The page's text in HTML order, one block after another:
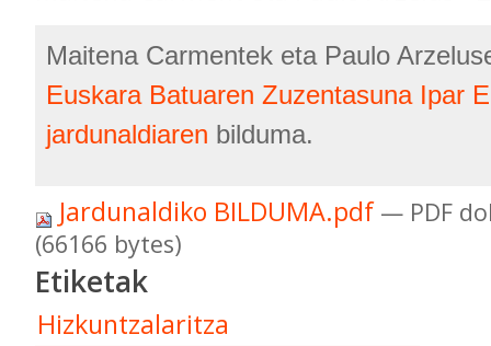
Maitena Carmentek eta Paulo
Euskara Batuaren Zuzentasuna Ipar
jardunaldiaren bilduma.
Jardunaldiko BILDUMA.pdf — PDF
(66166 bytes)
Etiketak
Hizkuntzalaritza